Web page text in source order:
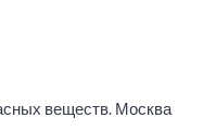
веществ. Москва